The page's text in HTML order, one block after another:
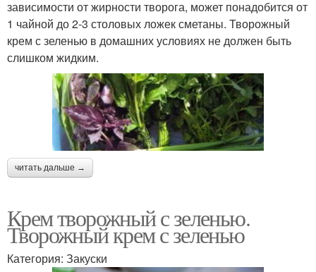
зависимости от жирности творога, может понадобится от
1 чайной до 2-3 столовых ложек сметаны. Творожный
крем с зеленью в домашних условиях не должен быть
слишком жидким.
читать дальше →
Крем творожный с зеленью.
Творожный крем с зеленью
Категория: Закуски